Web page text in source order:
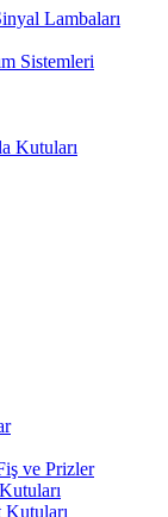
Lambaları
Sistemleri
Kutuları
ve Prizler